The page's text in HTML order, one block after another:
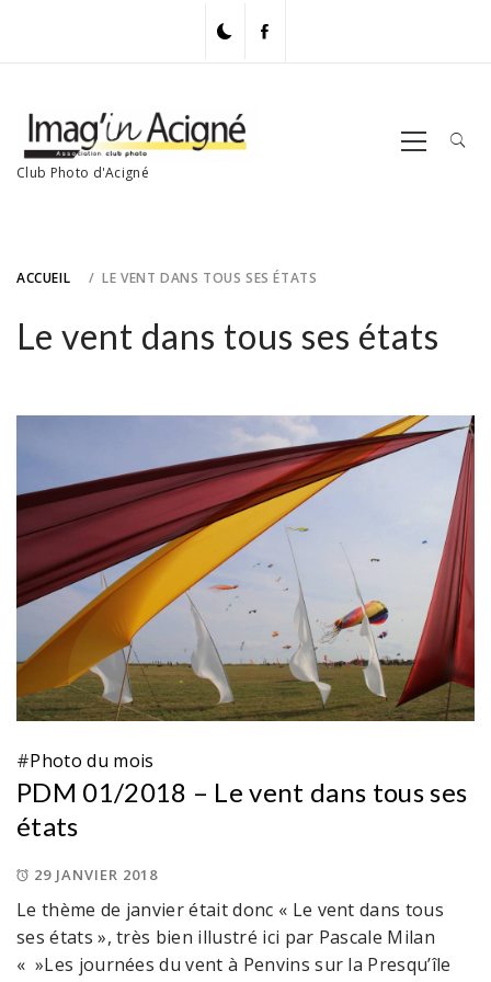
Club Photo d'Acigné
Primary
Menu
ACCUEIL LE VENT DANS TOUS SES ÉTATS
Le vent dans tous ses états
#Photo du mois
PDM 01/2018 – Le vent dans tous ses
états
29 JANVIER 2018
Le thème de janvier était donc « Le vent dans tous
ses états », très bien illustré ici par Pascale Milan
« »Les journées du vent à Penvins sur la Presqu’île